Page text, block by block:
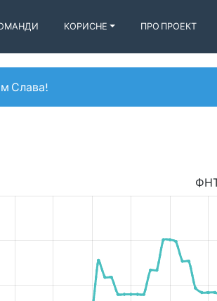
КОРИСНЕ ПРО ПРОЕКТ
Слава!